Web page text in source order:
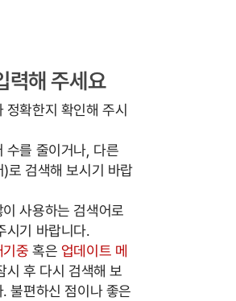
력해 주세요
정확한지 확인해 주시
수를 줄이거나, 다른
)로 검색해 보시기 바랍
사용하는 검색어로
시기 바랍니다.
기중 혹은 업데이트 메
시 후 다시 검색해 보
불편하신 점이나 좋은